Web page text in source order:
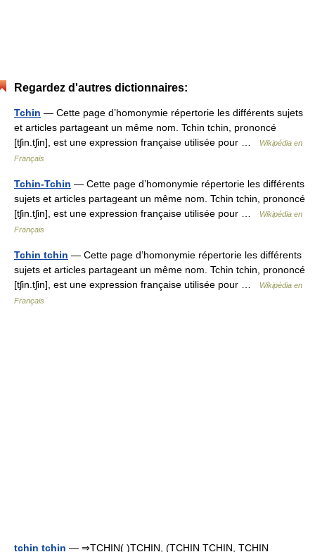
Regardez d'autres dictionnaires:
Tchin — Cette page d’homonymie répertorie les différents sujets
et articles partageant un même nom. Tchin tchin, prononcé
[tʃin.tʃin], est une expression française utilisée pour …
Wikipédia en
Français
Tchin-Tchin — Cette page d’homonymie répertorie les différents
sujets et articles partageant un même nom. Tchin tchin, prononcé
[tʃin.tʃin], est une expression française utilisée pour …
Wikipédia en
Français
Tchin tchin — Cette page d’homonymie répertorie les différents
sujets et articles partageant un même nom. Tchin tchin, prononcé
[tʃin.tʃin], est une expression française utilisée pour …
Wikipédia en
Français
tchin tchin — ⇒TCHIN( )TCHIN, (TCHIN TCHIN, TCHIN